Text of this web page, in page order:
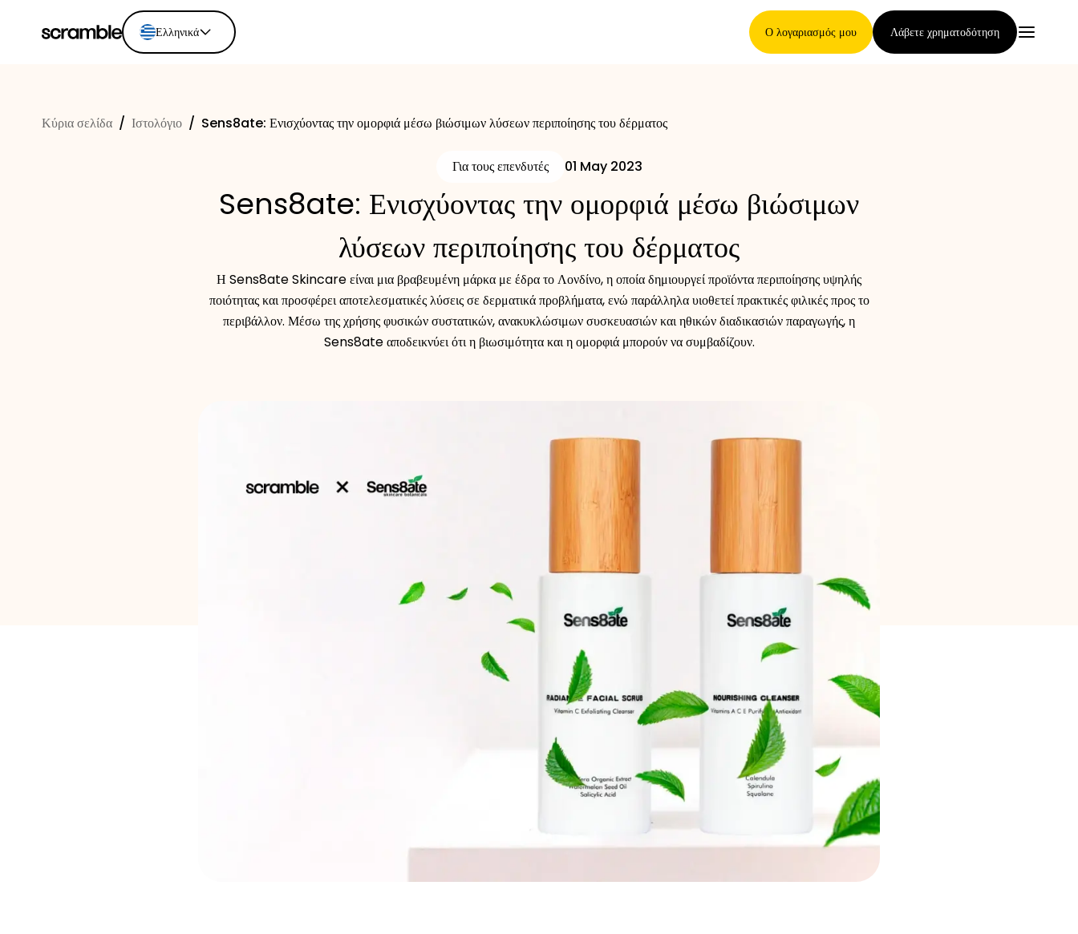
Ελληνικά
Español
Ο λογαριασμός μου Λάβετε χρηματοδότηση
Όροι ανάθεσης απαιτήσεων
Γκαλερί μαρκών
Υπολογιστές
Ιστορικό γύρων
Ιστολόγιο
Επικοινωνήστε μαζί μας
Βοήθεια
ask@scrambleup.com
Κύρια σελίδα / Ιστολόγιο / Sens8ate: Ενισχύοντας την ομορφιά μέσω βιώσιμων λύσεων περιποίησης του δέρματος
Για τους επενδυτές 01 May 2023
Sens8ate: Ενισχύοντας την ομορφιά μέσω βιώσιμων
λύσεων περιποίησης του δέρματος
Η Sens8ate Skincare είναι μια βραβευμένη μάρκα με έδρα το Λονδίνο, η οποία δημιουργεί προϊόντα περιποίησης υψηλής
ποιότητας και προσφέρει αποτελεσματικές λύσεις σε δερματικά προβλήματα, ενώ παράλληλα υιοθετεί πρακτικές φιλικές προς το
περιβάλλον. Μέσω της χρήσης φυσικών συστατικών, ανακυκλώσιμων συσκευασιών και ηθικών διαδικασιών παραγωγής, η
Sens8ate αποδεικνύει ότι η βιωσιμότητα και η ομορφιά μπορούν να συμβαδίζουν.